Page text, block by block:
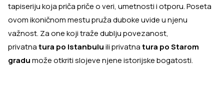
tapiseriju koja priča priče o veri, umetnosti i otporu. Poseta
ovom ikoničnom mestu pruža duboke uvide u njenu
važnost. Za one koji traže dublju povezanost,
privatnatura po Istanbuluili privatnatura po Starom
gradumože otkriti slojeve njene istorijske bogatosti.